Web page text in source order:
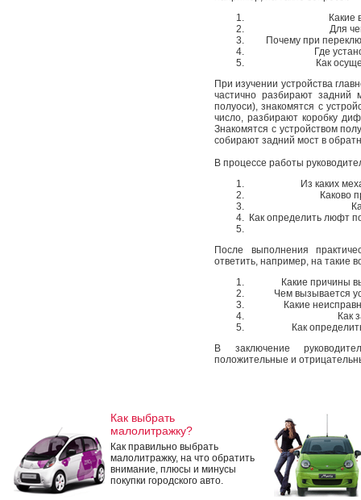
Какие
Для
Почему при
Где
Как
При изучении устройства
частично разбирают задний
полуоси), знакомятся с
число, разбирают коробку
Знакомятся с устройством
собирают задний мост в
В процессе работы
Из каких
Каково
Как определить люфт
После выполнения
ответить, например, на такие
Какие причины
Чем вызывается
Какие
Как
Как
В заключение
положительные и
Как выбрать
малолитражку?
Как правильно выбрать
малолитражку, на что обратить
внимание, плюсы и минусы
покупки городского авто.